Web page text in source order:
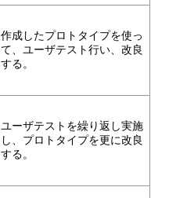
作成したプロトタイプを使っ
て、ユーザテスト行い、改良
する。
ユーザテストを繰り返し実施
し、プロトタイプを更に改良
する。